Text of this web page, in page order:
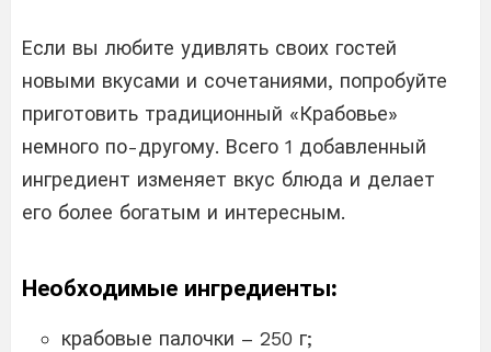
Если вы любите удивлять своих гостей
новыми вкусами и сочетаниями, попробуйте
приготовить традиционный «Крабовье»
немного по-другому. Всего 1 добавленный
ингредиент изменяет вкус блюда и делает
его более богатым и интересным.
Необходимые ингредиенты:
крабовые палочки – 250 г;